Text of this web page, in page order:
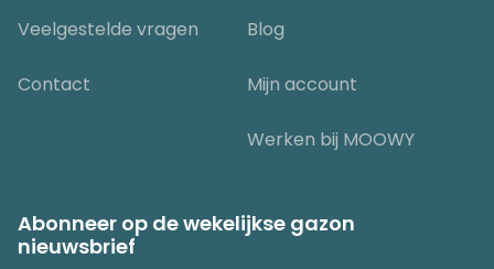
Veelgestelde vragen
Contact
Blog
Mijn account
Werken bij MOOWY
Abonneer op de wekelijkse gazon
nieuwsbrief